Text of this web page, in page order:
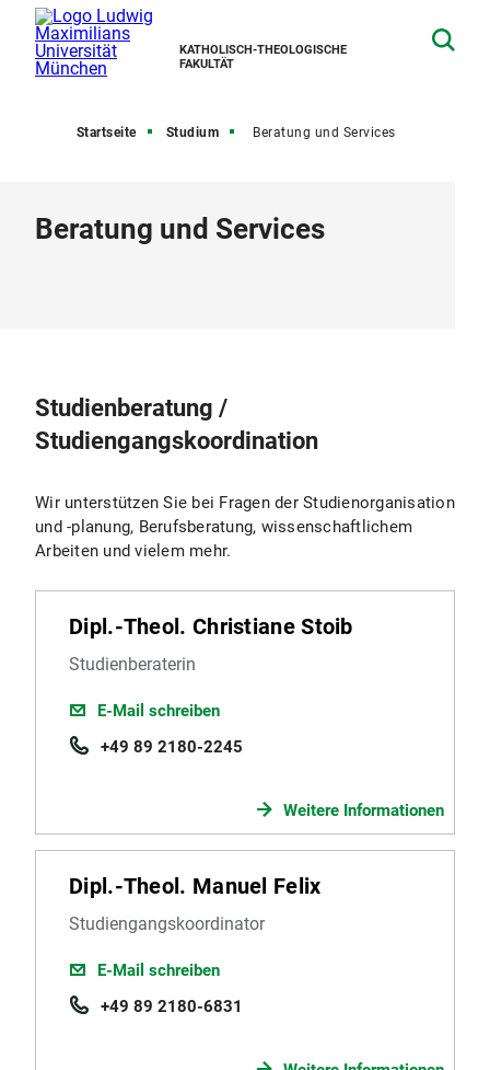
KATHOLISCH-THEOLOGISCHE
FAKULTÄT
Startseite Studium Beratung und Services
Beratung und Services
Studienberatung /
Studiengangskoordination
Wir unterstützen Sie bei Fragen der Studienorganisation
und -planung, Berufsberatung, wissenschaftlichem
Arbeiten und vielem mehr.
Dipl.-Theol. Christiane Stoib
Studienberaterin
E-Mail schreiben
+49 89 2180-2245
Weitere Informationen
Dipl.-Theol. Manuel Felix
Studiengangskoordinator
E-Mail schreiben
+49 89 2180-6831